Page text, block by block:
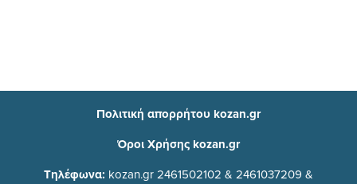
Πολιτική απορρήτου kozan.gr
Όροι Χρήσης kozan.gr
Τηλέφωνα: kozan.gr 2461502102 & 2461037209 &